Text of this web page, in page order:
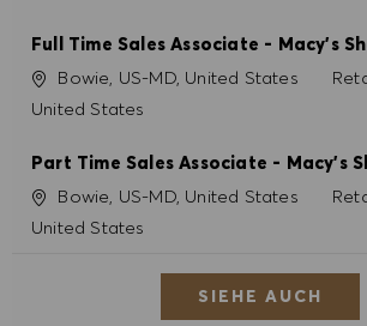
Full Time Sales Associate - Macy's
Ort Bowie, US-MD, United States
United States
Part Time Sales Associate - Macy's
Ort Bowie, US-MD, United States
United States
SIEHE AUCH